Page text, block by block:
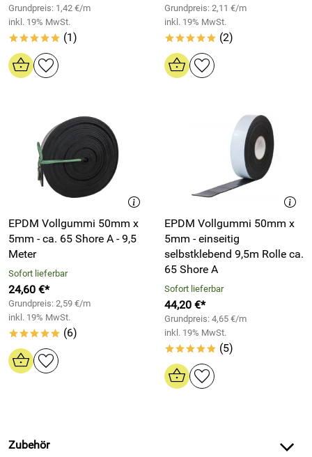
Grundpreis: 1,42 €/m
inkl. 19% MwSt.
***** (1)
Grundpreis: 2,11 €/m
inkl. 19% MwSt.
***** (2)
EPDM Vollgummi 50mm x
5mm - ca. 65 Shore A - 9,5
Meter
Sofort lieferbar
24,60 €*
Grundpreis: 2,59 €/m
inkl. 19% MwSt.
***** (6)
EPDM Vollgummi 50mm x
5mm - einseitig
selbstklebend 9,5m Rolle ca.
65 Shore A
Sofort lieferbar
44,20 €*
Grundpreis: 4,65 €/m
inkl. 19% MwSt.
***** (5)
Zubehör